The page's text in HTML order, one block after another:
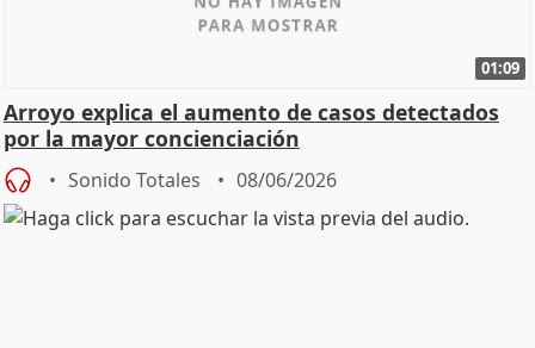
01:09
Arroyo explica el aumento de casos detectados
por la mayor concienciación
Sonido Totales 08/06/2026